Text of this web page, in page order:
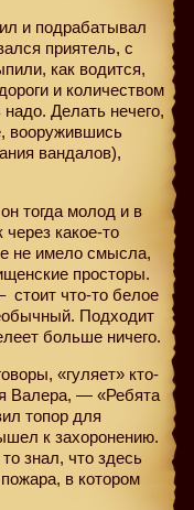
и подрабатывал
приятель, с
как водится,
и количеством
Делать нечего,
вооружившись
вандалов),
тогда молод и в
какое-то
не имело смысла,
просторы.
что-то белое
Подходит
больше ничего.
«гуляет» кто-
Валера, — «Ребята
топор для
к захоронению.
знал, что здесь
в котором